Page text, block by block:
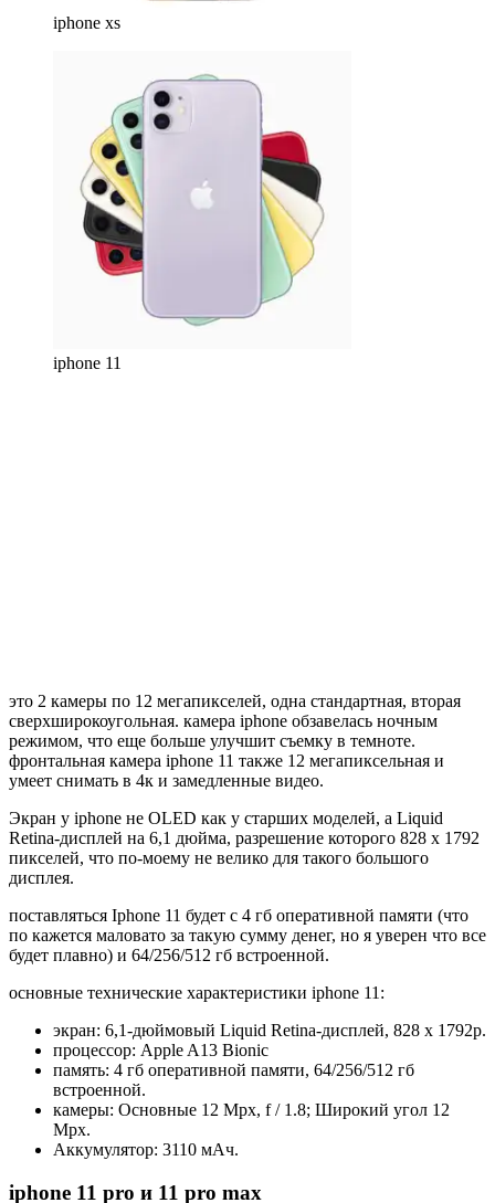
iphone xs
iphone 11
это 2 камеры по 12 мегапикселей, одна стандартная, вторая
сверхширокоугольная. камера iphone обзавелась ночным
режимом, что еще больше улучшит съемку в темноте.
фронтальная камера iphone 11 также 12 мегапиксельная и
умеет снимать в 4к и замедленные видео.
Экран у iphone не OLED как у старших моделей, а Liquid
Retina-дисплей на 6,1 дюйма, разрешение которого 828 x 1792
пикселей, что по-моему не велико для такого большого
дисплея.
поставляться Iphone 11 будет с 4 гб оперативной памяти (что
по кажется маловато за такую сумму денег, но я уверен что все
будет плавно) и 64/256/512 гб встроенной.
основные технические характеристики iphone 11:
экран: 6,1-дюймовый Liquid Retina-дисплей, 828 x 1792p.
процессор: Apple A13 Bionic
память: 4 гб оперативной памяти, 64/256/512 гб
встроенной.
камеры: Основные 12 Mpx, f / 1.8; Широкий угол 12
Mpx.
Аккумулятор: 3110 мАч.
iphone 11 pro и 11 pro max